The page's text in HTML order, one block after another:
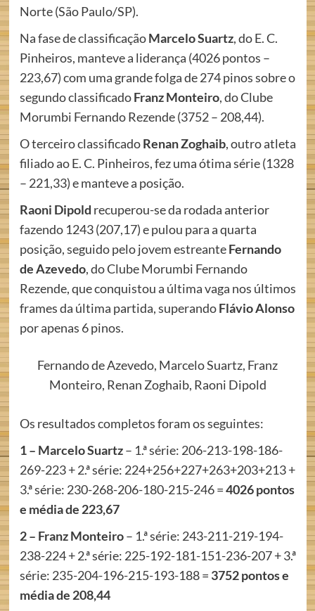
Norte (São Paulo/SP).
Na fase de classificaçãoMarcelo Suartz, do E. C.
Pinheiros, manteve a liderança (4026 pontos –
223,67) com uma grande folga de 274 pinos sobre o
segundo classificadoFranz Monteiro, do Clube
Morumbi Fernando Rezende (3752 – 208,44).
O terceiro classificadoRenan Zoghaib, outro atleta
filiado ao E. C. Pinheiros, fez uma ótima série (1328
– 221,33) e manteve a posição.
Raoni Dipold recuperou-se da rodada anterior
fazendo 1243 (207,17) e pulou para a quarta
posição, seguido pelo jovem estreanteFernando
de Azevedo, do Clube Morumbi Fernando
Rezende, que conquistou a última vaga nos últimos
frames da última partida, superandoFlávio Alonso
por apenas 6 pinos.
Fernando de Azevedo, Marcelo Suartz, Franz
Monteiro, Renan Zoghaib, Raoni Dipold
Os resultados completos foram os seguintes:
1 – Marcelo Suartz– 1.ª série: 206-213-198-186-
269-223 + 2.ª série: 224+256+227+263+203+213 +
3.ª série: 230-268-206-180-215-246 =4026 pontos
e média de 223,67
2 – Franz Monteiro– 1.ª série: 243-211-219-194-
238-224 + 2.ª série: 225-192-181-151-236-207 + 3.ª
série: 235-204-196-215-193-188 = 3752 pontos e
média de 208,44